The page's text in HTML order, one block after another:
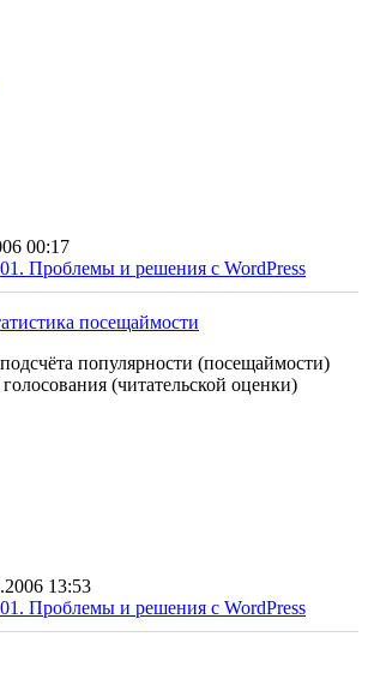
00:17
01. Проблемы и решения с WordPress
посещаймости
популярности (посещаймости)
(читательской оценки)
13:53
01. Проблемы и решения с WordPress